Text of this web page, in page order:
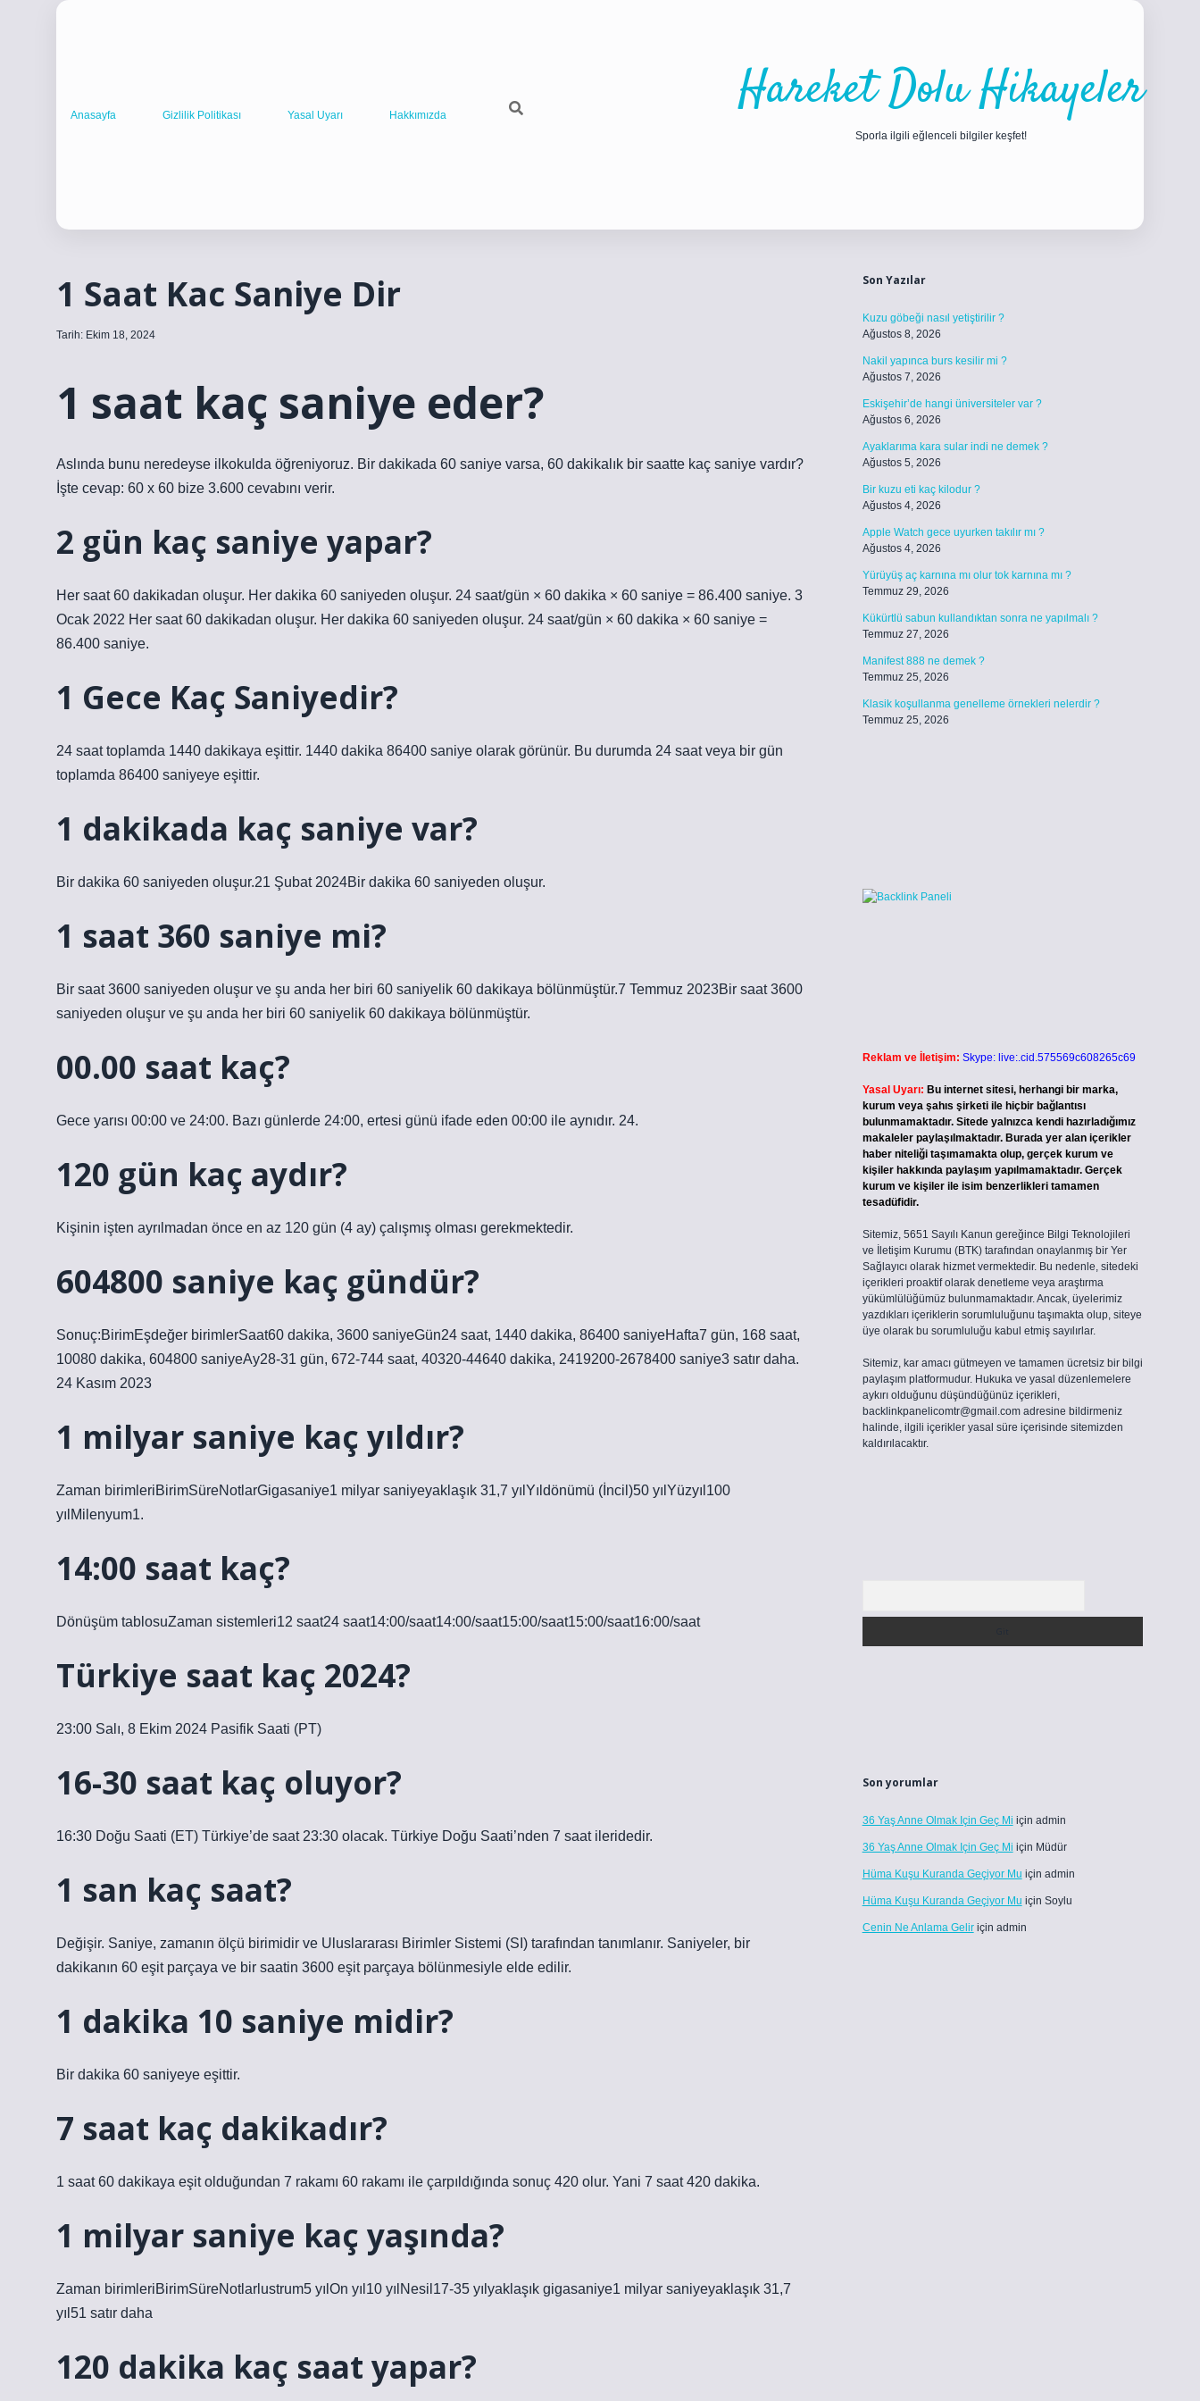
Anasayfa Gizlilik Politikası Yasal Uyarı Hakkımızda Hareket Dolu Hikayeler
Sporla ilgili eğlenceli bilgiler keşfet!
1 Saat Kac Saniye Dir
Tarih: Ekim 18, 2024
1 saat kaç saniye eder?
Aslında bunu neredeyse ilkokulda öğreniyoruz. Bir dakikada 60 saniye varsa, 60 dakikalık bir saatte kaç saniye vardır?
İşte cevap: 60 x 60 bize 3.600 cevabını verir.
2 gün kaç saniye yapar?
Her saat 60 dakikadan oluşur. Her dakika 60 saniyeden oluşur. 24 saat/gün × 60 dakika × 60 saniye = 86.400 saniye. 3
Ocak 2022 Her saat 60 dakikadan oluşur. Her dakika 60 saniyeden oluşur. 24 saat/gün × 60 dakika × 60 saniye =
86.400 saniye.
1 Gece Kaç Saniyedir?
24 saat toplamda 1440 dakikaya eşittir. 1440 dakika 86400 saniye olarak görünür. Bu durumda 24 saat veya bir gün
toplamda 86400 saniyeye eşittir.
1 dakikada kaç saniye var?
Bir dakika 60 saniyeden oluşur.21 Şubat 2024Bir dakika 60 saniyeden oluşur.
1 saat 360 saniye mi?
Bir saat 3600 saniyeden oluşur ve şu anda her biri 60 saniyelik 60 dakikaya bölünmüştür.7 Temmuz 2023Bir saat 3600
saniyeden oluşur ve şu anda her biri 60 saniyelik 60 dakikaya bölünmüştür.
00.00 saat kaç?
Gece yarısı 00:00 ve 24:00. Bazı günlerde 24:00, ertesi günü ifade eden 00:00 ile aynıdır. 24.
120 gün kaç aydır?
Kişinin işten ayrılmadan önce en az 120 gün (4 ay) çalışmış olması gerekmektedir.
604800 saniye kaç gündür?
Sonuç:BirimEşdeğer birimlerSaat60 dakika, 3600 saniyeGün24 saat, 1440 dakika, 86400 saniyeHafta7 gün, 168 saat,
10080 dakika, 604800 saniyeAy28-31 gün, 672-744 saat, 40320-44640 dakika, 2419200-2678400 saniye3 satır daha.
24 Kasım 2023
1 milyar saniye kaç yıldır?
Zaman birimleriBirimSüreNotlarGigasaniye1 milyar saniyeyaklaşık 31,7 yılYıldönümü (İncil)50 yılYüzyıl100
yılMilenyum1.
14:00 saat kaç?
Dönüşüm tablosuZaman sistemleri12 saat24 saat14:00/saat14:00/saat15:00/saat15:00/saat16:00/saat
Türkiye saat kaç 2024?
23:00 Salı, 8 Ekim 2024 Pasifik Saati (PT)
16-30 saat kaç oluyor?
16:30 Doğu Saati (ET) Türkiye’de saat 23:30 olacak. Türkiye Doğu Saati’nden 7 saat ileridedir.
1 san kaç saat?
Değişir. Saniye, zamanın ölçü birimidir ve Uluslararası Birimler Sistemi (SI) tarafından tanımlanır. Saniyeler, bir
dakikanın 60 eşit parçaya ve bir saatin 3600 eşit parçaya bölünmesiyle elde edilir.
1 dakika 10 saniye midir?
Bir dakika 60 saniyeye eşittir.
7 saat kaç dakikadır?
1 saat 60 dakikaya eşit olduğundan 7 rakamı 60 rakamı ile çarpıldığında sonuç 420 olur. Yani 7 saat 420 dakika.
1 milyar saniye kaç yaşında?
Zaman birimleriBirimSüreNotlarlustrum5 yılOn yıl10 yılNesil17-35 yılyaklaşık gigasaniye1 milyar saniyeyaklaşık 31,7
yıl51 satır daha
120 dakika kaç saat yapar?
Son Yazılar
Kuzu göbeği nasıl yetiştirilir ?
Ağustos 8, 2026
Nakil yapınca burs kesilir mi ?
Ağustos 7, 2026
Eskişehir’de hangi üniversiteler var ?
Ağustos 6, 2026
Ayaklarıma kara sular indi ne demek ?
Ağustos 5, 2026
Bir kuzu eti kaç kilodur ?
Ağustos 4, 2026
Apple Watch gece uyurken takılır mı ?
Ağustos 4, 2026
Yürüyüş aç karnına mı olur tok karnına mı ?
Temmuz 29, 2026
Kükürtlü sabun kullandıktan sonra ne yapılmalı ?
Temmuz 27, 2026
Manifest 888 ne demek ?
Temmuz 25, 2026
Klasik koşullanma genelleme örnekleri nelerdir ?
Temmuz 25, 2026
Reklam ve İletişim: Skype: live:.cid.575569c608265c69
Yasal Uyarı: Bu internet sitesi, herhangi bir marka,
kurum veya şahıs şirketi ile hiçbir bağlantısı
bulunmamaktadır. Sitede yalnızca kendi hazırladığımız
makaleler paylaşılmaktadır. Burada yer alan içerikler
haber niteliği taşımamakta olup, gerçek kurum ve
kişiler hakkında paylaşım yapılmamaktadır. Gerçek
kurum ve kişiler ile isim benzerlikleri tamamen
tesadüfidir.
Sitemiz, 5651 Sayılı Kanun gereğince Bilgi Teknolojileri
ve İletişim Kurumu (BTK) tarafından onaylanmış bir Yer
Sağlayıcı olarak hizmet vermektedir. Bu nedenle, sitedeki
içerikleri proaktif olarak denetleme veya araştırma
yükümlülüğümüz bulunmamaktadır. Ancak, üyelerimiz
yazdıkları içeriklerin sorumluluğunu taşımakta olup, siteye
üye olarak bu sorumluluğu kabul etmiş sayılırlar.
Sitemiz, kar amacı gütmeyen ve tamamen ücretsiz bir bilgi
paylaşım platformudur. Hukuka ve yasal düzenlemelere
aykırı olduğunu düşündüğünüz içerikleri,
backlinkpanelicomtr@gmail.comadresine bildirmeniz
halinde, ilgili içerikler yasal süre içerisinde sitemizden
kaldırılacaktır.
Son yorumlar
36 Yaş Anne Olmak Için Geç Mi için admin
36 Yaş Anne Olmak Için Geç Mi için Müdür
Hüma Kuşu Kuranda Geçiyor Mu için admin
Hüma Kuşu Kuranda Geçiyor Mu için Soylu
Cenin Ne Anlama Geliriçin admin